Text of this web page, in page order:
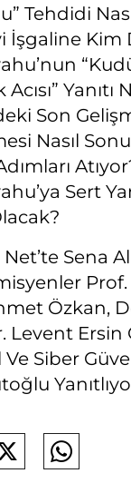
Tehdidi
İşgaline Kim
Acısı”
Son
Nasıl
Sert
Net’te Sena
Prof.
Özkan,
Levent Ersin
Ve Siber